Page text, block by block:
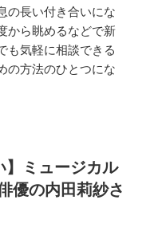
の長い付き合いにな
から眺めるなどで新
も気軽に相談できる
の方法のひとつにな
】ミュージカル
優の内田莉紗さ